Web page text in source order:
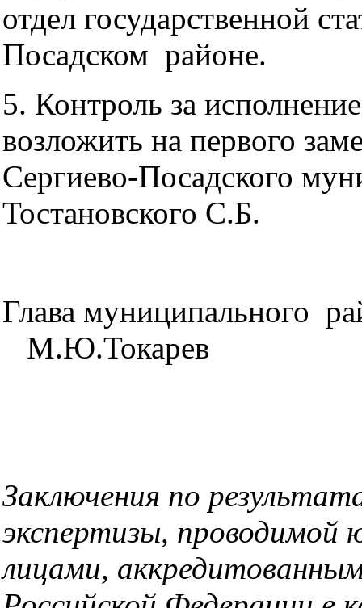
отдел государственной
Посадском районе.
5. Контроль за
возложить на первого
Сергиево-Посадского
Тостановского С.Б.
Глава
М.Ю.Токарев
Заключения по
экспертизы, проводимой
лицами,